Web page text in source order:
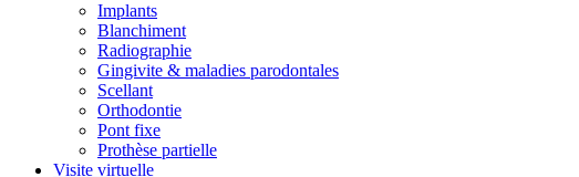
Implants
Blanchiment
Radiographie
Gingivite & maladies parodontales
Scellant
Orthodontie
Pont fixe
Prothèse partielle
Visite virtuelle